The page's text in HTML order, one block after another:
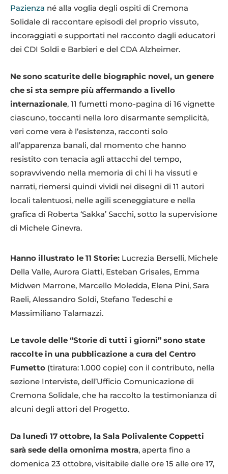
Pazienza né alla voglia degli ospiti di Cremona
Solidale di raccontare episodi del proprio vissuto,
incoraggiati e supportati nel racconto dagli educatori
dei CDI Soldi e Barbieri e del CDA Alzheimer.
Ne sono scaturite delle biographic novel, un genere
che si sta sempre più affermando a livello
internazionale, 11 fumetti mono-pagina di 16 vignette
ciascuno, toccanti nella loro disarmante semplicità,
veri come vera è l’esistenza, racconti solo
all’apparenza banali, dal momento che hanno
resistito con tenacia agli attacchi del tempo,
sopravvivendo nella memoria di chi li ha vissuti e
narrati, riemersi quindi vividi nei disegni di 11 autori
locali talentuosi, nelle agili sceneggiature e nella
grafica di Roberta ‘Sakka’ Sacchi, sotto la supervisione
di Michele Ginevra.
Hanno illustrato le 11 Storie: Lucrezia Berselli, Michele
Della Valle, Aurora Giatti, Esteban Grisales, Emma
Midwen Marrone, Marcello Moledda, Elena Pini, Sara
Raeli, Alessandro Soldi, Stefano Tedeschi e
Massimiliano Talamazzi.
Le tavole delle “Storie di tutti i giorni” sono state
raccolte in una pubblicazione a cura del Centro
Fumetto (tiratura: 1.000 copie) con il contributo, nella
sezione Interviste, dell’Ufficio Comunicazione di
Cremona Solidale, che ha raccolto la testimonianza di
alcuni degli attori del Progetto.
Da lunedì 17 ottobre, la Sala Polivalente Coppetti
sarà sede della omonima mostra, aperta fino a
domenica 23 ottobre, visitabile dalle ore 15 alle ore 17,